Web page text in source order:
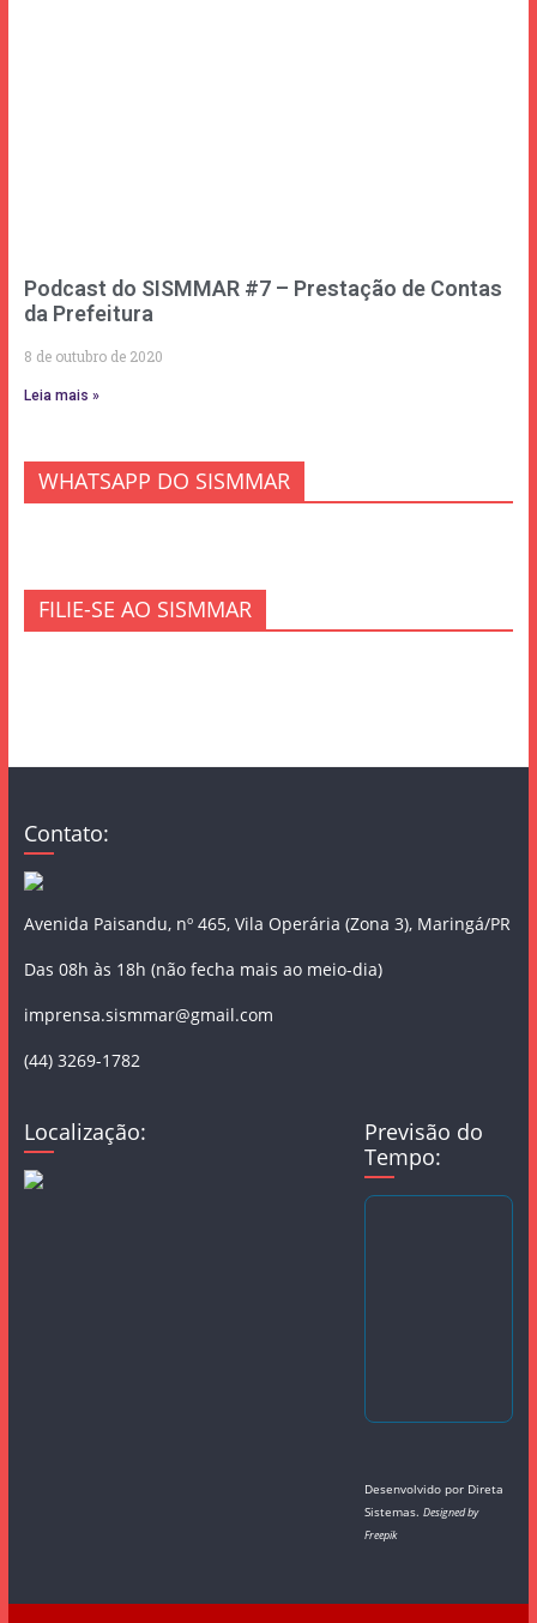
Podcast do SISMMAR #7 – Prestação de Contas
da Prefeitura
8 de outubro de 2020
Leia mais »
WHATSAPP DO SISMMAR
FILIE-SE AO SISMMAR
Contato:
Avenida Paisandu, nº 465, Vila Operária (Zona 3), Maringá/PR
Das 08h às 18h (não fecha mais ao meio-dia)
imprensa.sismmar@gmail.com
(44) 3269-1782
Localização:
Previsão do
Tempo:
Desenvolvido por Direta
Sistemas.Designed by
Freepik